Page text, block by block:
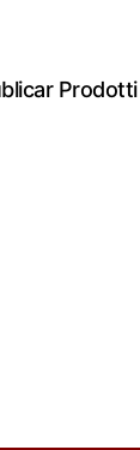
Prodotti